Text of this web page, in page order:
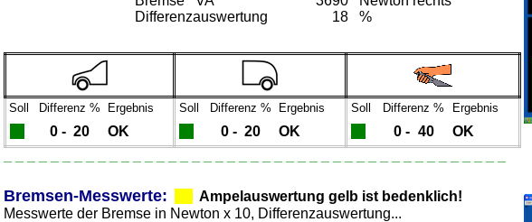
Differenzauswertung
18 %
Soll Differenz % Ergebnis Soll Differenz % Ergebnis Soll Differenz % Ergebnis
0 - 20 OK 0 - 20 OK 0 - 40 OK
Bremsen-Messwerte:
Ampelauswertung gelb ist bedenklich!
Messwerte der Bremse in Newton x 10, Differenzauswertung...